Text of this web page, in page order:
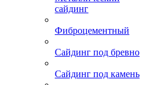
сайдинг
Фиброцементный
Сайдинг под бревно
Сайдинг под камень